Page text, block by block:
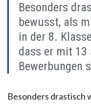
Besonders
bewusst, als
in der 8.
dass er mit 13
Bewerbungen
Besonders drastisch